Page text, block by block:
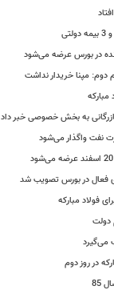
در بورس عرضه می‌شود
مپنا خریدار نداشت
به بخش خصوصی خبر داد
نفت واگذار می‌شود
فعال در بورس تصویب شد
دولت
می‌گیرد
در روز دوم
85